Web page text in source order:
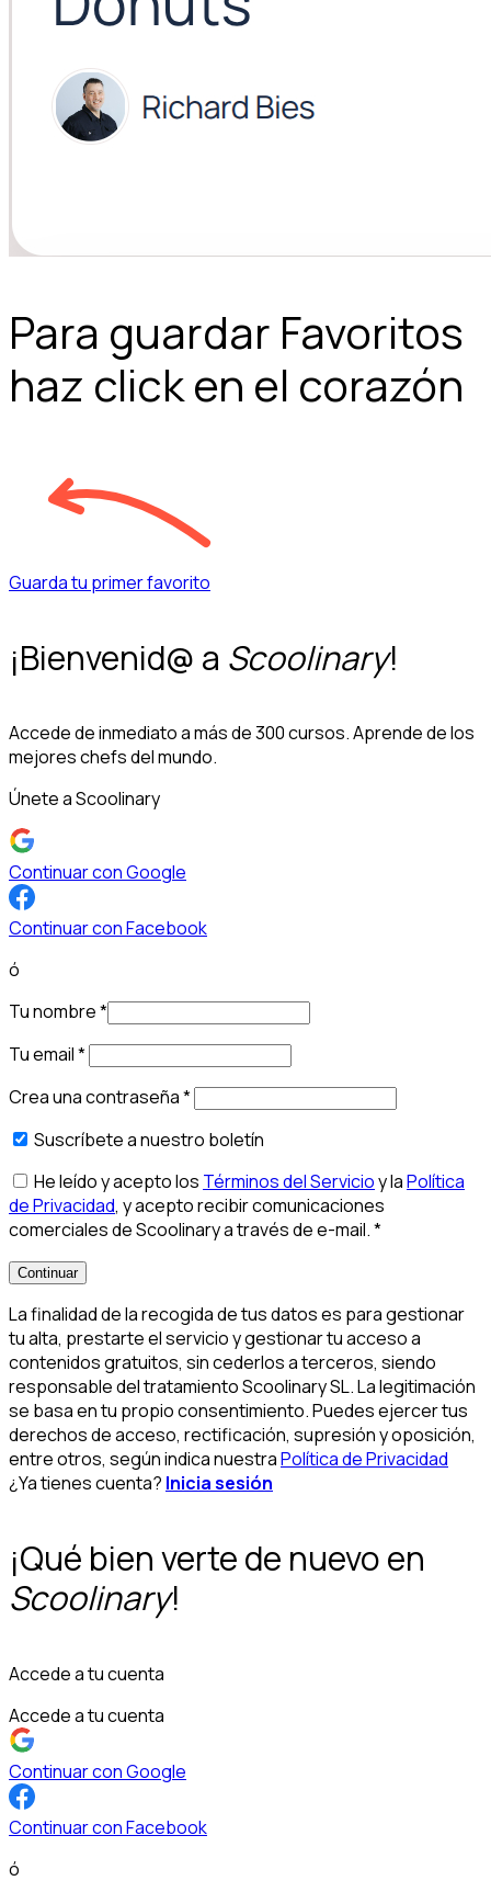
Para guardar Favoritos
haz click en el corazón
Guarda tu primer favorito
¡Bienvenid@ a Scoolinary!
Accede de inmediato a más de 300 cursos. Aprende de los
mejores chefs del mundo.
Únete a Scoolinary
Continuar con Google
Continuar con Facebook
ó
Tu nombre*
Tu email*
Crea una contraseña*
Suscríbete a nuestro boletín
He leído y acepto los Términos del Servicioy laPolítica
de Privacidad, y acepto recibir comunicaciones
comerciales de Scoolinary a través de e-mail.*
Continuar
La finalidad de la recogida de tus datos es para gestionar
tu alta, prestarte el servicio y gestionar tu acceso a
contenidos gratuitos, sin cederlos a terceros, siendo
responsable del tratamiento Scoolinary SL. La legitimación
se basa en tu propio consentimiento. Puedes ejercer tus
derechos de acceso, rectificación, supresión y oposición,
entre otros, según indica nuestraPolítica de Privacidad
¿Ya tienes cuenta? Inicia sesión
¡Qué bien verte de nuevo en
Scoolinary!
Accede a tu cuenta
Accede a tu cuenta
Continuar con Google
Continuar con Facebook
ó